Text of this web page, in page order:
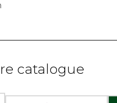
catalogue